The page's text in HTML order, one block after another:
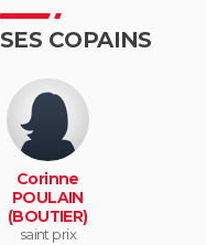
SES COPAINS
Corinne
POULAIN
(BOUTIER)
saint prix